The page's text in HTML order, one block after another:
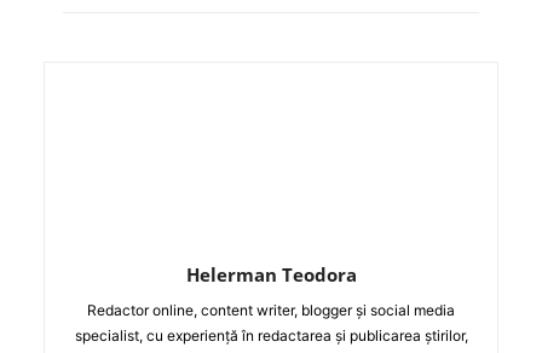
Helerman Teodora
Redactor online, content writer, blogger și social media
specialist, cu experiență în redactarea și publicarea știrilor,